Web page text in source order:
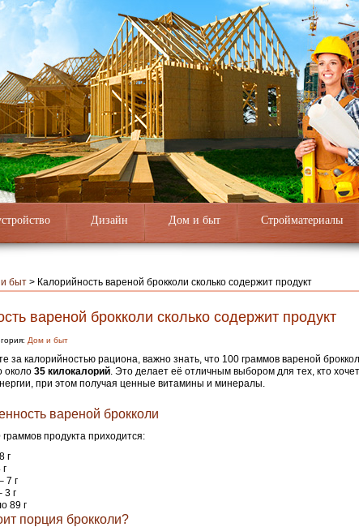
Дизайн Дом и быт Стройматериалы
быт > Калорийность вареной брокколи сколько содержит продукт
вареной брокколи сколько содержит продукт
Дом и быт
за калорийностью рациона, важно знать, что 100 граммов вареной
около 35 килокалорий. Это делает её отличным выбором для тех, кто
при этом получая ценные витамины и минералы.
вареной брокколи
продукта приходится:
г
7 г
3 г
89 г
порция брокколи?